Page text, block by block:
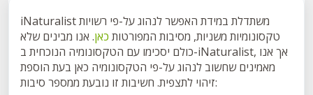
iNaturalist משתדלת במידת האפשר לנהוג על-פי רשויות
טקסונומיות משניות, מסיבות המפורטות כאן. אנו מבינים שלא
כולם יסכימו עם הטקסונומיה הנוכחית ב-iNaturalist, אך אנו
מאמינים שחשוב לנהוג על-פי הטקסונומיה כאן בעת הוספת
זיהוי לתצפית. חשיבות זו נובעת ממספר סיבות: